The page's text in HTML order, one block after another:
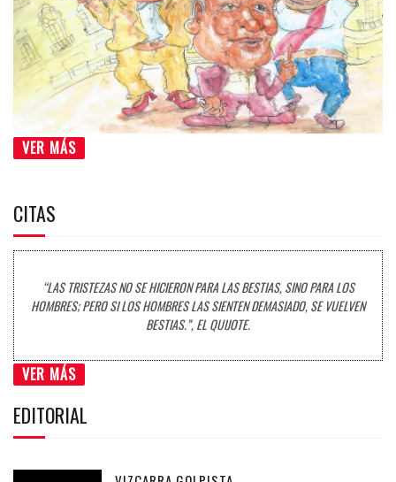
VER MÁS
CITAS
“LAS TRISTEZAS NO SE HICIERON PARA LAS BESTIAS, SINO PARA LOS
HOMBRES; PERO SI LOS HOMBRES LAS SIENTEN DEMASIADO, SE VUELVEN
BESTIAS.”, EL QUIJOTE.
VER MÁS
EDITORIAL